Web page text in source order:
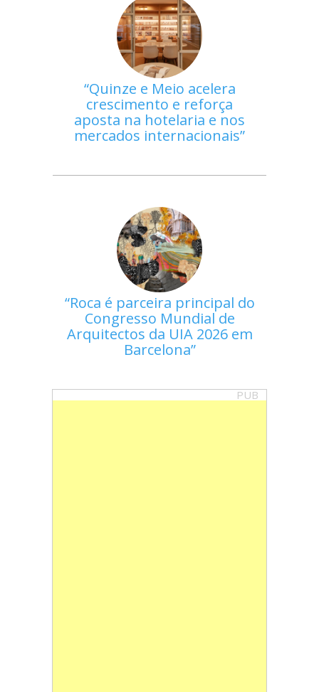
Quinze e Meio acelera
crescimento e reforça
aposta na hotelaria e nos
mercados internacionais
Roca é parceira principal do
Congresso Mundial de
Arquitectos da UIA 2026 em
Barcelona
PUB